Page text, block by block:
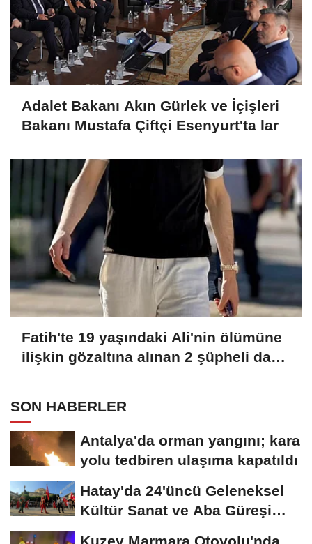
Adalet Bakanı Akın Gürlek ve İçişleri
Bakanı Mustafa Çiftçi Esenyurt'ta lar
Fatih'te 19 yaşındaki Ali'nin ölümüne
ilişkin gözaltına alınan 2 şüpheli daha
SON HABERLER
Antalya'da orman yangını; kara
yolu tedbiren ulaşıma kapatıldı
Hatay'da 24'üncü Geleneksel
Kültür Sanat ve Aba Güreşi